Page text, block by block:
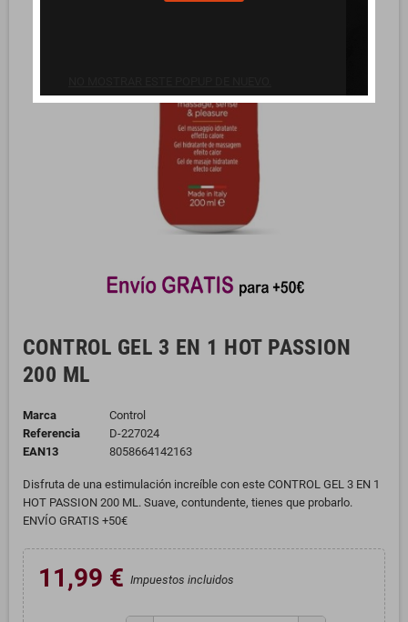
CONTROL GEL 3 EN 1 HOT PASSION
200 ML
Marca
Control
Referencia
D-227024
EAN13
8058664142163
Disfruta de una estimulación increíble con este CONTROL GEL 3 EN 1
HOT PASSION 200 ML. Suave, contundente, tienes que probarlo.
ENVÍO GRATIS +50€
11,99 € Impuestos incluidos